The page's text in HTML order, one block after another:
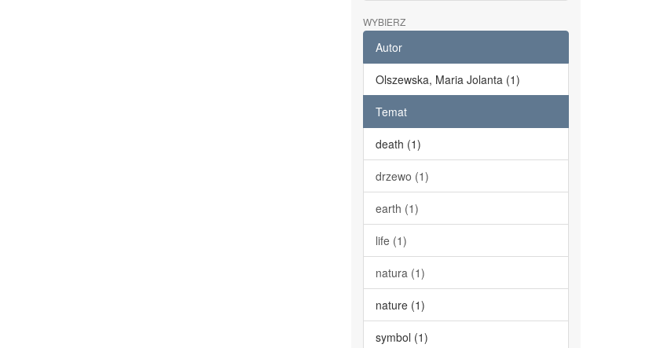
WYBIERZ
Autor
Olszewska, Maria Jolanta (1)
Temat
death (1)
drzewo (1)
earth (1)
life (1)
natura (1)
nature (1)
symbol (1)